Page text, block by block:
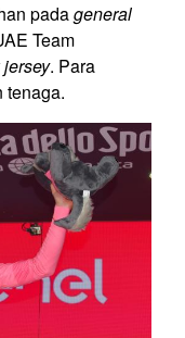
padageneral
Team
. Para
tenaga.